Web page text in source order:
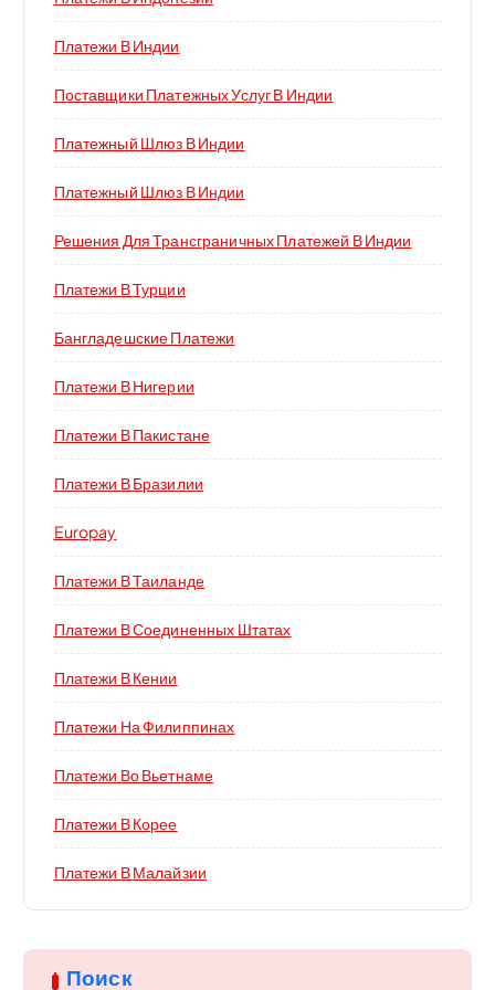
Платежи В Индии
Поставщики Платежных Услуг В Индии
Платежный Шлюз В Индии
Платежный Шлюз В Индии
Решения Для Трансграничных Платежей В Индии
Платежи В Турции
Бангладешские Платежи
Платежи В Нигерии
Платежи В Пакистане
Платежи В Бразилии
Europay
Платежи В Таиланде
Платежи В Соединенных Штатах
Платежи В Кении
Платежи На Филиппинах
Платежи Во Вьетнаме
Платежи В Корее
Платежи В Малайзии
Поиск